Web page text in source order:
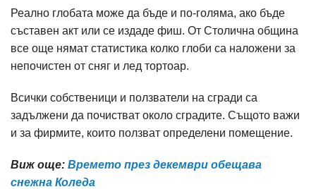
Реално глобата може да бъде и по-голяма, ако бъде
съставен акт или се издаде фиш. От Столична община
все още нямат статистика колко глоби са наложени за
непочистен от сняг и лед тортоар.
Всички собственици и ползватели на сгради са
задължени да почистват около сградите. Същото важи
и за фирмите, които ползват определени помещение.
Виж още: Времето през декември обещава
снежна Коледа